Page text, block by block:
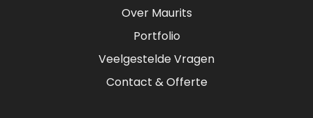
Over Maurits
Portfolio
Veelgestelde Vragen
Contact & Offerte